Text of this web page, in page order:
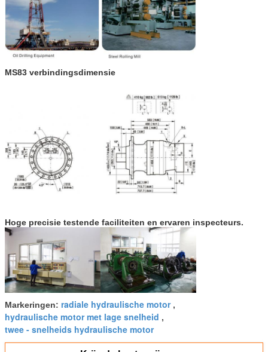
MS83 verbindingsdimensie
Hoge precisie testende faciliteiten en ervaren inspecteurs.
Markeringen: radiale hydraulische motor,
hydraulische motor met lage snelheid ,
twee - snelheids hydraulische motor